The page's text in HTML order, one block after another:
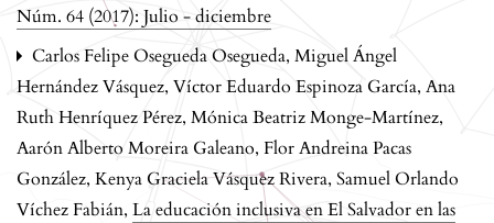
Núm. 64 (2017): Julio - diciembre
Carlos Felipe Osegueda Osegueda, Miguel Ángel
Hernández Vásquez, Víctor Eduardo Espinoza García, Ana
Ruth Henríquez Pérez, Mónica Beatriz Monge-Martínez,
Aarón Alberto Moreira Galeano, Flor Andreina Pacas
González, Kenya Graciela Vásquez Rivera, Samuel Orlando
Víchez Fabián, La educación inclusiva en El Salvador en las